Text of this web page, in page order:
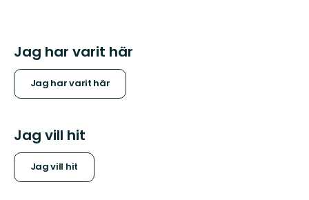
Jag har varit här
Jag har varit här
Jag vill hit
Jag vill hit